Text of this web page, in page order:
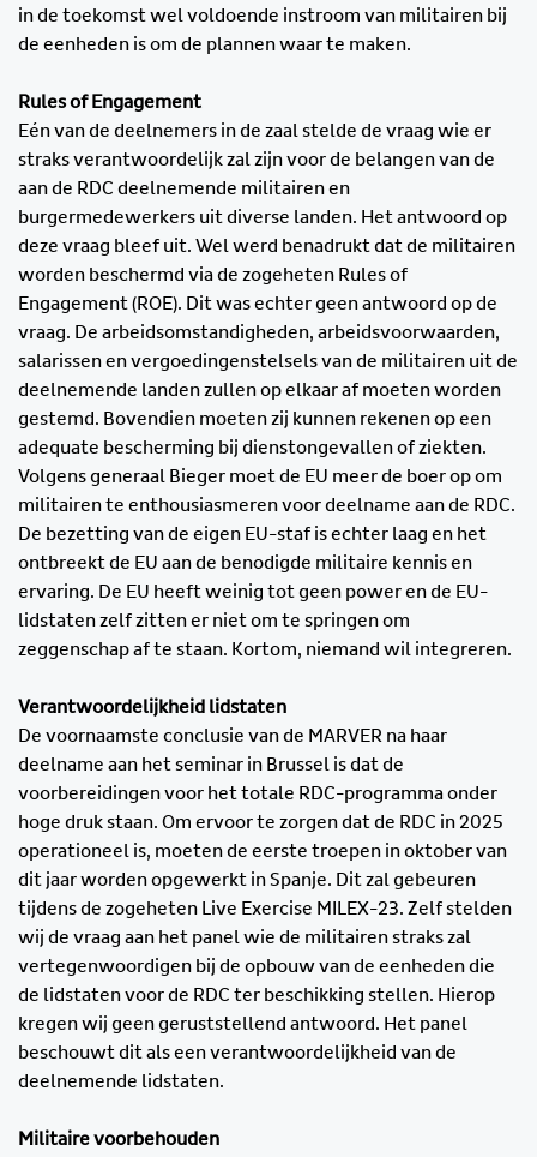
in de toekomst wel voldoende instroom van militairen bij
de eenheden is om de plannen waar te maken.
Rules of Engagement
Eén van de deelnemers in de zaal stelde de vraag wie er
straks verantwoordelijk zal zijn voor de belangen van de
aan de RDC deelnemende militairen en
burgermedewerkers uit diverse landen. Het antwoord op
deze vraag bleef uit. Wel werd benadrukt dat de militairen
worden beschermd via de zogeheten Rules of
Engagement (ROE). Dit was echter geen antwoord op de
vraag. De arbeidsomstandigheden, arbeidsvoorwaarden,
salarissen en vergoedingenstelsels van de militairen uit de
deelnemende landen zullen op elkaar af moeten worden
gestemd. Bovendien moeten zij kunnen rekenen op een
adequate bescherming bij dienstongevallen of ziekten.
Volgens generaal Bieger moet de EU meer de boer op om
militairen te enthousiasmeren voor deelname aan de RDC.
De bezetting van de eigen EU-staf is echter laag en het
ontbreekt de EU aan de benodigde militaire kennis en
ervaring. De EU heeft weinig tot geen power en de EU-
lidstaten zelf zitten er niet om te springen om
zeggenschap af te staan. Kortom, niemand wil integreren.
Verantwoordelijkheid lidstaten
De voornaamste conclusie van de MARVER na haar
deelname aan het seminar in Brussel is dat de
voorbereidingen voor het totale RDC-programma onder
hoge druk staan. Om ervoor te zorgen dat de RDC in 2025
operationeel is, moeten de eerste troepen in oktober van
dit jaar worden opgewerkt in Spanje. Dit zal gebeuren
tijdens de zogeheten Live Exercise MILEX-23. Zelf stelden
wij de vraag aan het panel wie de militairen straks zal
vertegenwoordigen bij de opbouw van de eenheden die
de lidstaten voor de RDC ter beschikking stellen. Hierop
kregen wij geen geruststellend antwoord. Het panel
beschouwt dit als een verantwoordelijkheid van de
deelnemende lidstaten.
Militaire voorbehouden